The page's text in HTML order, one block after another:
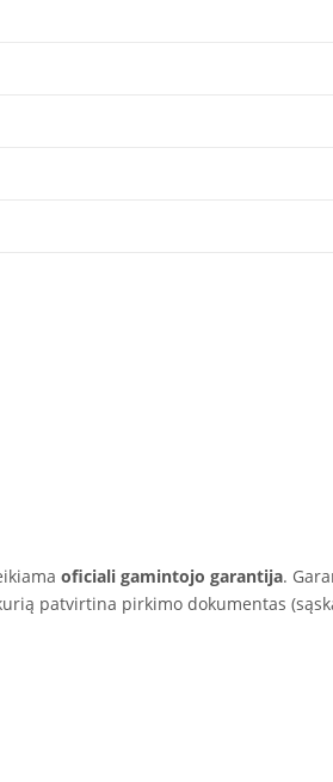
oficiali gamintojo garantija.
patvirtina pirkimo dokumentas